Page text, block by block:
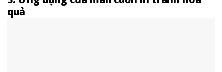
quả